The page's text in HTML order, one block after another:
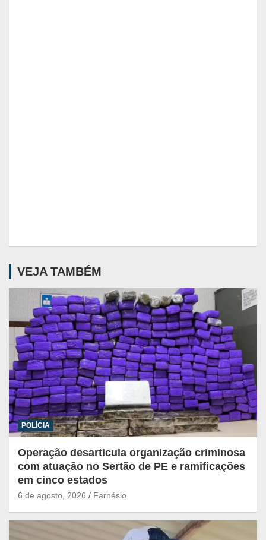
VEJA TAMBÉM
POLÍCIA
Operação desarticula organização criminosa
com atuação no Sertão de PE e ramificações
em cinco estados
6 de agosto, 2026 Farnésio